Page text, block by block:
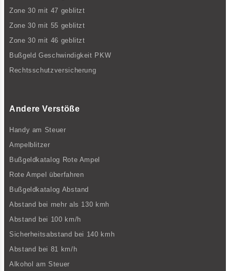
Zone 30 mit 47 geblitzt
Zone 30 mit 55 geblitzt
Zone 30 mit 46 geblitzt
Bußgeld Geschwindigkeit PKW
Rechtsschutzversicherung
Andere Verstöße
Handy am Steuer
Ampelblitzer
Bußgeldkatalog Rote Ampel
Rote Ampel überfahren
Bußgeldkatalog Abstand
Abstand bei mehr als 130 kmh
Abstand bei 100 km/h
Sicherheitsabstand bei 140 kmh
Abstand bei 81 km/h
Alkohol am Steuer